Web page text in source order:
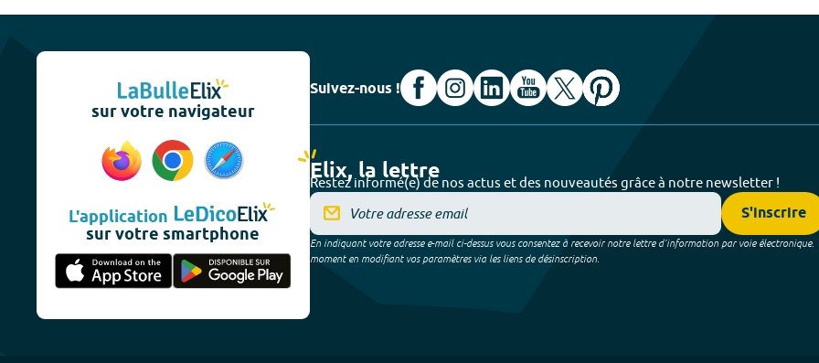
sur votre navigateur
L'application
sur votre smartphone
Suivez-nous !
Elix, la lettre
Restez informé(e) de nos actus et des nouveautés grâce à notre newsletter !
S'inscrire
En indiquant votre adresse e-mail ci-dessus vous consentez à recevoir notre lettre d’information par voie électronique.
moment en modifiant vos paramètres via les liens de désinscription.